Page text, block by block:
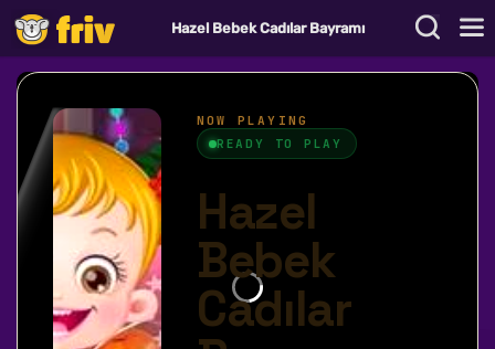
Hazel Bebek Cadılar Bayramı